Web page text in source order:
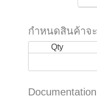
กำหนดสินค้าจ
Qty
Documentation